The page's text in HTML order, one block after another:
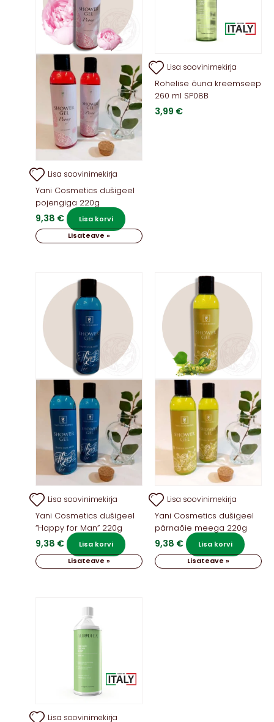
Lisa soovinimekirja
Yani Cosmetics dušigeel
pojengiga 220g
9,38 €
Lisa korvi
Lisateave »
Lisa soovinimekirja
Rohelise õuna kreemseep
260 ml SP08B
3,99 €
Lisa soovinimekirja
Yani Cosmetics dušigeel
“Happy for Man” 220g
9,38 €
Lisa korvi
Lisateave »
Lisa soovinimekirja
Yani Cosmetics dušigeel
pärnaõie meega 220g
9,38 €
Lisa korvi
Lisateave »
Lisa soovinimekirja